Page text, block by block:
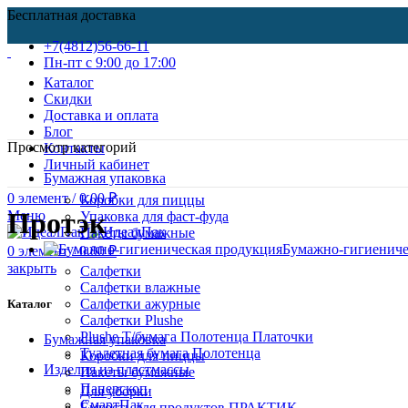
Бесплатная доставка
+7(4812)56-66-11
Пн-пт c 9:00 до 17:00
Каталог
Скидки
Доставка и оплата
Блог
Контакты
Личный кабинет
0 элемент / 0.00₽
Меню
0 элемент / 0.00₽
Просмотр категорий
Бумажная упаковка
Коробки для пиццы
Упаковка для фаст-фуда
Пакеты бумажные
Бумажно-
Салфетки
Салфетки влажные
Салфетки ажурные
Салфетки Plushe
Plushe Т/бумага Полотенца Платочки
Туалетная бумага Полотенца
Изделия из пластмассы
Для уборки
Протэк
закрыть
Каталог
Бумажная упаковка
Коробки для пиццы
Пакеты бумажные
Паперскоп